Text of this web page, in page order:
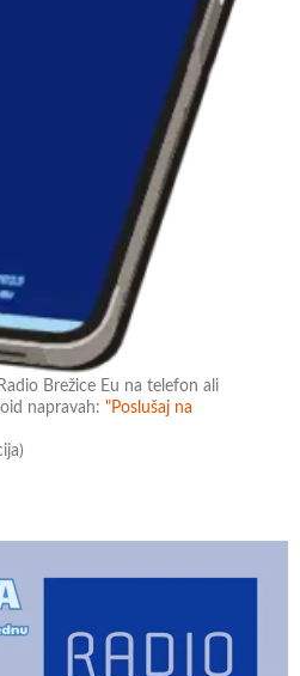
Brežice Eu na telefon ali
napravah:"Poslušaj na